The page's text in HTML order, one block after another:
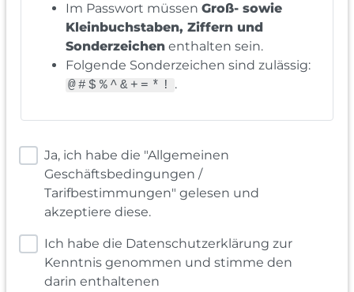
Im Passwort müssen Groß- sowie
Kleinbuchstaben, Ziffern und
Sonderzeichen enthalten sein.
Folgende Sonderzeichen sind zulässig:
@#$%^&+=*! .
Ja, ich habe die "Allgemeinen
Geschäftsbedingungen /
Tarifbestimmungen" gelesen und
akzeptiere diese.
Ich habe die Datenschutzerklärung zur
Kenntnis genommen und stimme den
darin enthaltenen